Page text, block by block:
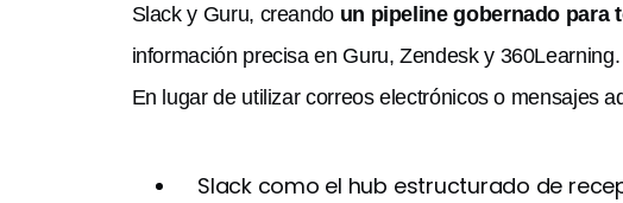
Slack y Guru, creando un pipeline gobernado para
información precisa en Guru, Zendesk y 360Learning.
En lugar de utilizar correos electrónicos o mensajes
Slack como el hub estructurado de